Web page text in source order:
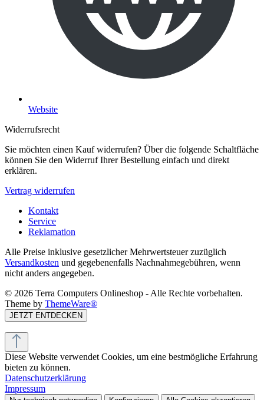
Website
Widerrufsrecht
Sie möchten einen Kauf widerrufen? Über die folgende Schaltfläche
können Sie den Widerruf Ihrer Bestellung einfach und direkt
erklären.
Vertrag widerrufen
Kontakt
Service
Reklamation
Alle Preise inklusive gesetzlicher Mehrwertsteuer zuzüglich
Versandkosten und gegebenenfalls Nachnahmegebühren, wenn
nicht anders angegeben.
© 2026 Terra Computers Onlineshop - Alle Rechte vorbehalten.
Theme by ThemeWare®
JETZT ENTDECKEN
Diese Website verwendet Cookies, um eine bestmögliche Erfahrung
bieten zu können.
Datenschutzerklärung
Impressum